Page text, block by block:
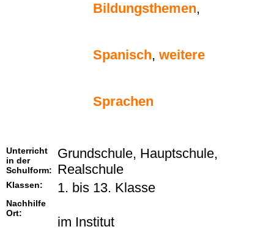
Bildungsthemen,
Spanisch, weitere
Sprachen
Unterricht
in der
Schulform:
Grundschule, Hauptschule,
Realschule
Klassen: 1. bis 13. Klasse
Nachhilfe
Ort:
im Institut